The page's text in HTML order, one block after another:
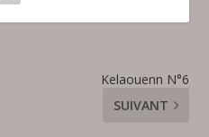
Kelaouenn N°6
SUIVANT